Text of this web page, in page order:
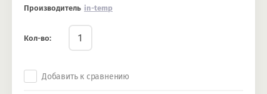
Производитель in-temp
Кол-во:
Добавить к сравнению